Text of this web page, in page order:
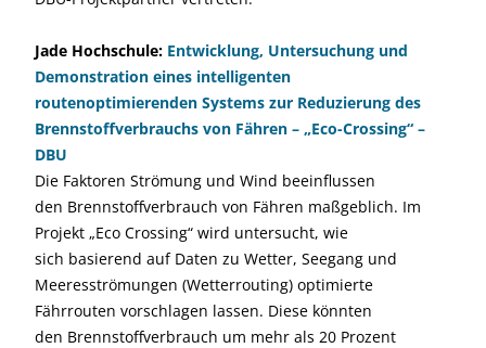
Jade Hochschule: Entwicklung, Untersuchung und
Demonstration eines intelligenten
routenoptimierenden Systems zur Reduzierung des
Brennstoffverbrauchs von Fähren – „Eco-Crossing“ –
DBU
Die Faktoren Strömung und Wind beeinflussen
den Brennstoffverbrauch von Fähren maßgeblich. Im
Projekt „Eco Crossing“ wird untersucht, wie
sich basierend auf Daten zu Wetter, Seegang und
Meeresströmungen (Wetterrouting) optimierte
Fährrouten vorschlagen lassen. Diese könnten
den Brennstoffverbrauch um mehr als 20 Prozent